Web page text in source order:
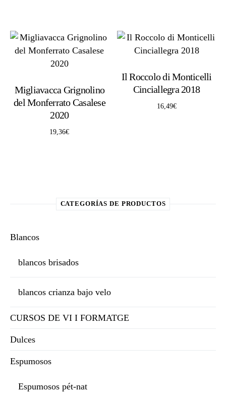
Migliavacca Grignolino
del Monferrato Casalese
2020
19,36€
Il Roccolo di Monticelli
Cinciallegra 2018
16,49€
CATEGORÍAS DE PRODUCTOS
Blancos
blancos brisados
blancos crianza bajo velo
CURSOS DE VI I FORMATGE
Dulces
Espumosos
Espumosos pét-nat